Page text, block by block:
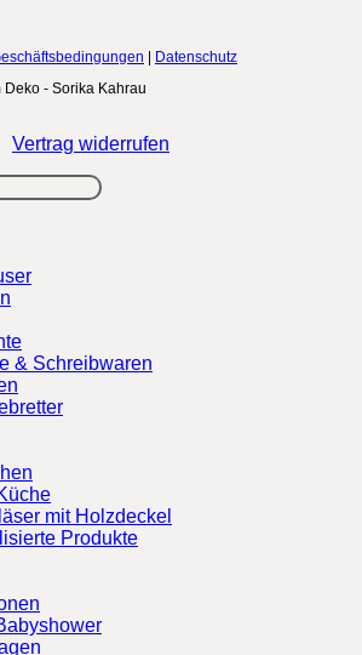
| Datenschutz
- Sorika Kahrau
Vertrag widerrufen
& Schreibwaren
mit Holzdeckel
Produkte